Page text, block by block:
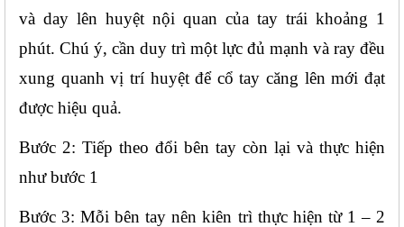
và day lên huyệt nội quan của tay trái khoảng 1
phút. Chú ý, cần duy trì một lực đủ mạnh và ray đều
xung quanh vị trí huyệt để cổ tay căng lên mới đạt
được hiệu quả.
Bước 2: Tiếp theo đổi bên tay còn lại và thực hiện
như bước 1
Bước 3: Mỗi bên tay nên kiên trì thực hiện từ 1 – 2